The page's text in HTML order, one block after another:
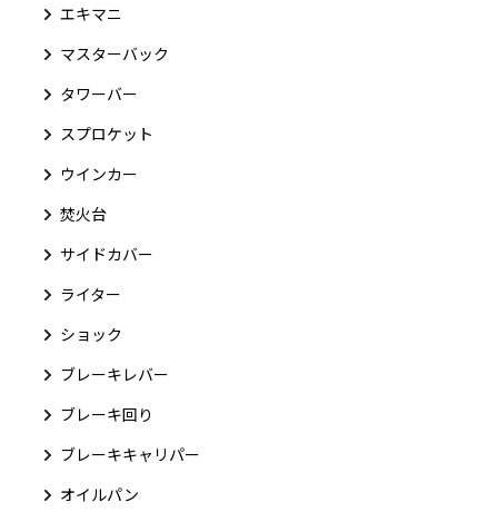
エキマニ
マスターバック
タワーバー
スプロケット
ウインカー
焚火台
サイドカバー
ライター
ショック
ブレーキレバー
ブレーキ回り
ブレーキキャリパー
オイルパン